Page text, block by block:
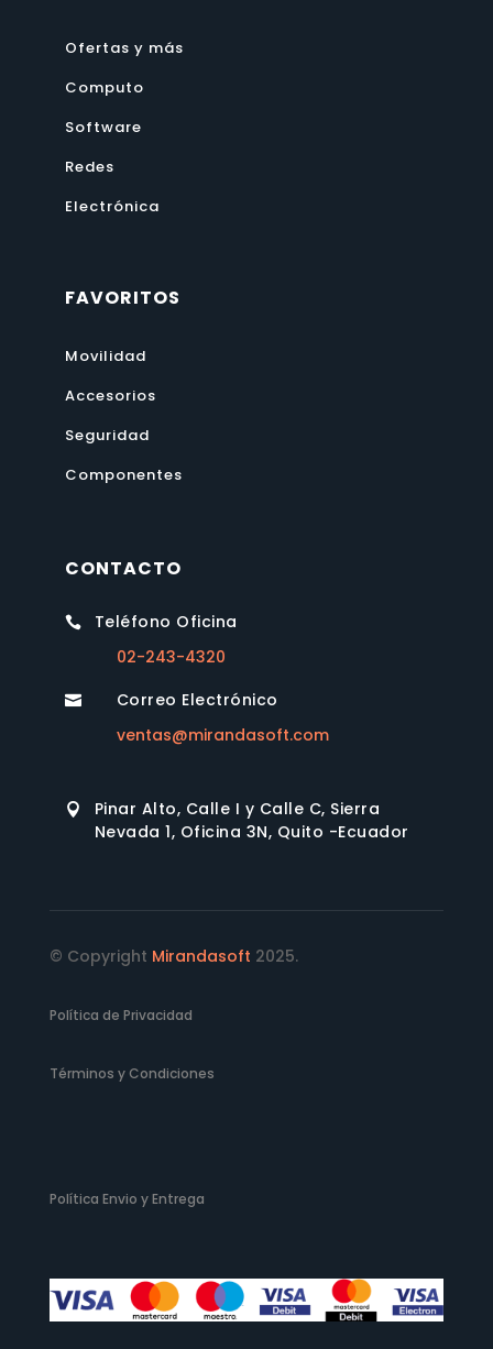
Ofertas y más
Computo
Software
Redes
Electrónica
FAVORITOS
Movilidad
Accesorios
Seguridad
Componentes
CONTACTO

Teléfono Oficina
02-243-4320

Correo Electrónico
ventas@mirandasoft.com

Pinar Alto, Calle I y Calle C, Sierra
Nevada 1, Oficina 3N, Quito -Ecuador
© Copyright Mirandasoft 2025.
Política de Privacidad
Términos y Condiciones
Política Envio y Entrega